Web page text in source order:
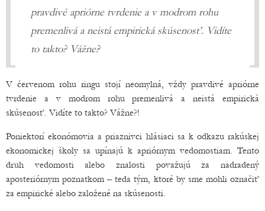
pravdivé apriórne tvrdenie a v modrom rohu
premenlivá a neistá empirická skúsenosť. Vidíte
to takto? Vážne?
V červenom rohu ringu stojí neomylná, vždy pravdivé apriórne
tvrdenie a v modrom rohu premenlivá a neistá empirická
skúsenosť. Vidíte to takto? Vážne?!
Poniektorí ekonómovia a priaznivci hlásiaci sa k odkazu rakúskej
ekonomickej školy sa upínajú k apriórnym vedomostiam. Tento
druh vedomosti alebo znalosti považujú za nadradený
aposteriórnym poznatkom – teda tým, ktoré by sme mohli označiť
za empirické alebo založené na skúsenosti.